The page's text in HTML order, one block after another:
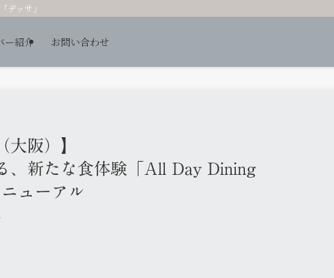
デッサ」
ー紹介 お問い合わせ
大阪）】
、新たな食体験「All Day Dining
ューアル